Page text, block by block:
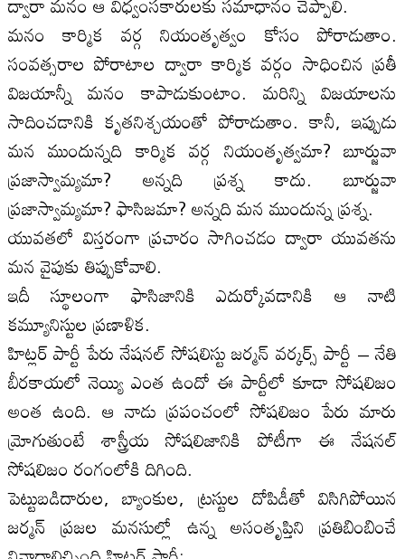
మనం కార్మిక వర్గ నియంతృత్వం కోసం పోరాడుతాం.
సంవత్సరాల పోరాటాల ద్వారా కార్మిక వర్గం సాధించిన ప్రతీ
విజయాన్నీ మనం కాపాడుకుంటాం. మరిన్ని విజయాలను
సాదించడానికి కృతనిశ్చయంతో పోరాడుతాం. కానీ, ఇప్పుడు
మన ముందున్నది కార్మిక వర్గ నియంతృత్వమా? బూర్జువా
ప్రజాస్వామ్యమా? అన్నది ప్రశ్న కాదు. బూర్జువా
ప్రజాస్వామ్యమా? ఫాసిజమా? అన్నది మన ముందున్న ప్రశ్న.
యువతలో విస్తరంగా ప్రచారం సాగించడం ద్వారా యువతను
మన వైపుకు తిప్పుకోవాలి.
ఇదీ స్థూలంగా ఫాసిజానికి ఎదుర్కోవడానికి ఆ నాటి
కమ్యూనిస్టుల ప్రణాళిక.
హిట్లర్ పార్టీ పేరు నేషనల్ సోషలిస్టు జర్మన్ వర్కర్స్ పార్టీ – నేతి
బీరకాయలో నెయ్యి ఎంత ఉందో ఈ పార్టీలో కూడా సోషలిజం
అంత ఉంది. ఆ నాడు ప్రపంచంలో సోషలిజం పేరు మారు
మ్రోగుతుంటే శాస్త్రీయ సోషలిజానికి పోటీగా ఈ నేషనల్
సోషలిజం రంగంలోకి దిగింది.
పెట్టుబడిదారుల, బ్యాంకుల, ట్రస్టుల దోపిడీతో విసిగిపోయిన
జర్మన్ ప్రజల మనసుల్లో ఉన్న అసంతృప్తిని ప్రతిబింబించే